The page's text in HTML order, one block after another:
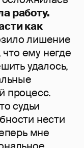
работу.
как
лишение
что ему негде
удалось,
процесс.
судьи
нести
мне